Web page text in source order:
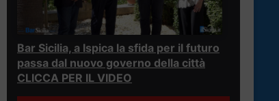
Bar Sicilia, a Ispica la sfida per il futuro
passa dal nuovo governo della città
CLICCA PER IL VIDEO